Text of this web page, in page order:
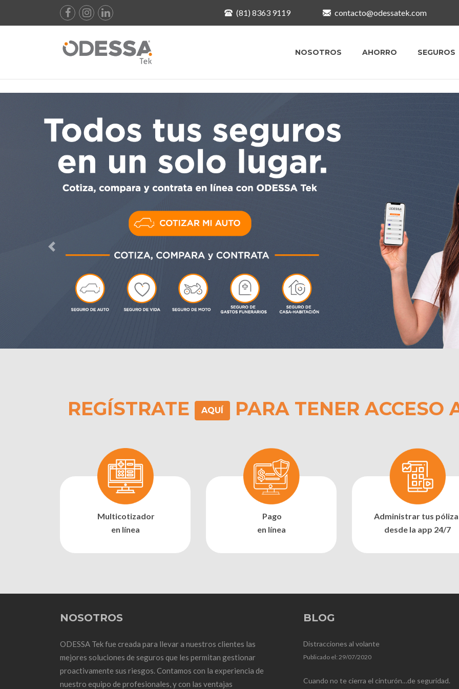
!DOCTYPE html>
(81) 8363 9119 contacto@odessatek.com
NOSOTROS AHORRO SEGUROS
REGÍSTRATE AQUÍ PARA TENER ACCESO
Multicotizador
en línea
Pago
en línea
Administrar tus
desde la app 24/7
NOSOTROS
ODESSA Tek fue creada para llevar a nuestros clientes las
mejores soluciones de seguros que les permitan gestionar
proactivamente sus riesgos. Contamos con la experiencia de
nuestro equipo de profesionales, y con las ventajas
BLOG
Distracciones al volante
Publicado el: 29/07/2020
Cuando no te cierra el cinturón…de seguridad.